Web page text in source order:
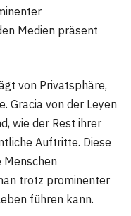
Medien präsent
von Privatsphäre,
Gracia von der Leyen
wie der Rest ihrer
Auftritte. Diese
trotz prominenter
führen kann.